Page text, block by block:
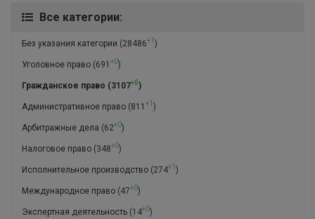
Все категории:
Без указания категории (28486+1 )
Уголовное право (691 +0)
Гражданское право (3107+0)
Административное право (811 +1 )
Арбитражные дела (62+0)
Налоговое право (348+0)
Исполнительное производство (274+1 )
Международное право (47+0)
Экспертная деятельность (14+0)